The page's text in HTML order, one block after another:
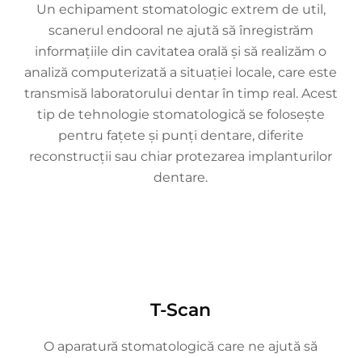
Un echipament stomatologic extrem de util,
scanerul endooral ne ajută să înregistrăm
informațiile din cavitatea orală și să realizăm o
analiză computerizată a situației locale, care este
transmisă laboratorului dentar în timp real. Acest
tip de tehnologie stomatologică se folosește
pentru fațete și punți dentare, diferite
reconstrucții sau chiar protezarea implanturilor
dentare.
T-Scan
O aparatură stomatologică care ne ajută să